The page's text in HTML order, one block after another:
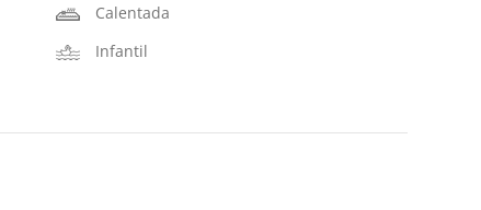
Calentada
Infantil